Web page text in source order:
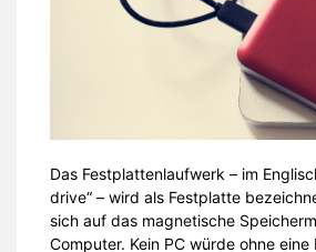
Das Festplattenlaufwerk – im
drive“ – wird als Festplatte
sich auf das magnetische
Computer. Kein PC würde ohne eine